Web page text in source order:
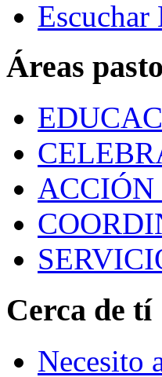
Áreas
ACCIÓN
Cerca de tí
Necesito